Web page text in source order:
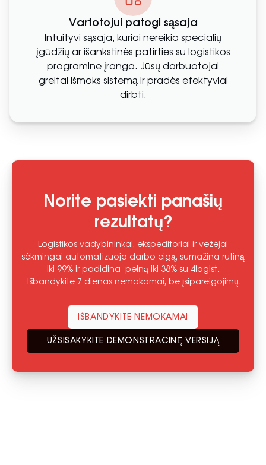
Vartotojui patogi sąsaja
Intuityvi sąsaja, kuriai nereikia specialių
įgūdžių ar išankstinės patirties su logistikos
programine įranga. Jūsų darbuotojai
greitai išmoks sistemą ir pradės efektyviai
dirbti.
Norite pasiekti panašių
rezultatų?
Logistikos vadybininkai, ekspeditoriai ir vežėjai
sėkmingai automatizuoja darbo eigą, sumažina rutiną
iki 99% ir padidina pelną iki 38% su 4logist.
Išbandykite 7 dienas nemokamai, be įsipareigojimų.
IŠBANDYKITE NEMOKAMAI
UŽSISAKYKITE DEMONSTRACINĘ VERSIJĄ